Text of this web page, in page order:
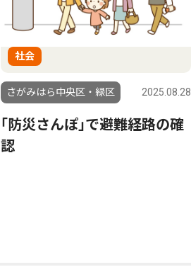
社会
さがみはら中央区・緑区 2025.08.28
｢防災さんぽ｣で避難経路の確
認